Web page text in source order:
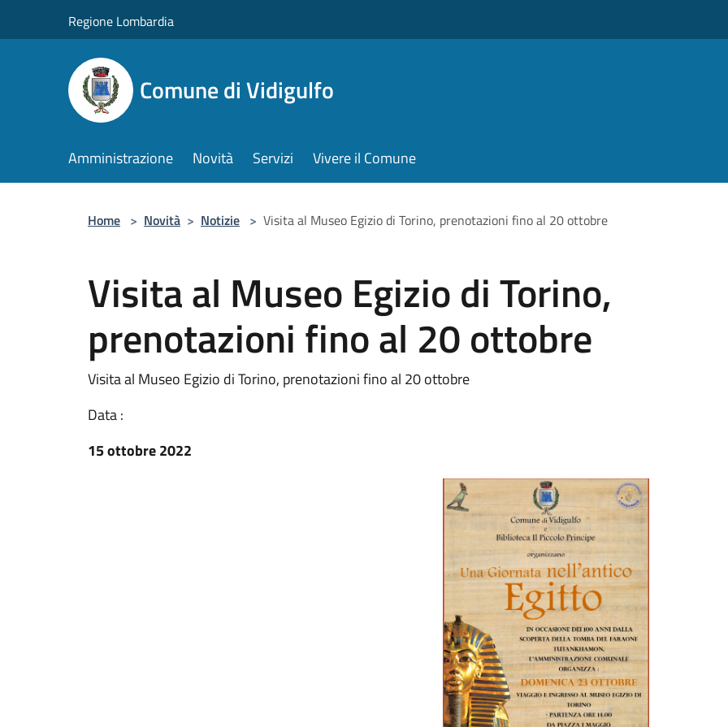
Regione Lombardia
Comune di Vidigulfo
Amministrazione Novità Servizi Vivere il Comune
Home > Novità > Notizie > Visita al Museo Egizio di Torino, prenotazioni fino al 20 ottobre
Visita al Museo Egizio di Torino,
prenotazioni fino al 20 ottobre
Visita al Museo Egizio di Torino, prenotazioni fino al 20 ottobre
Data :
15 ottobre 2022